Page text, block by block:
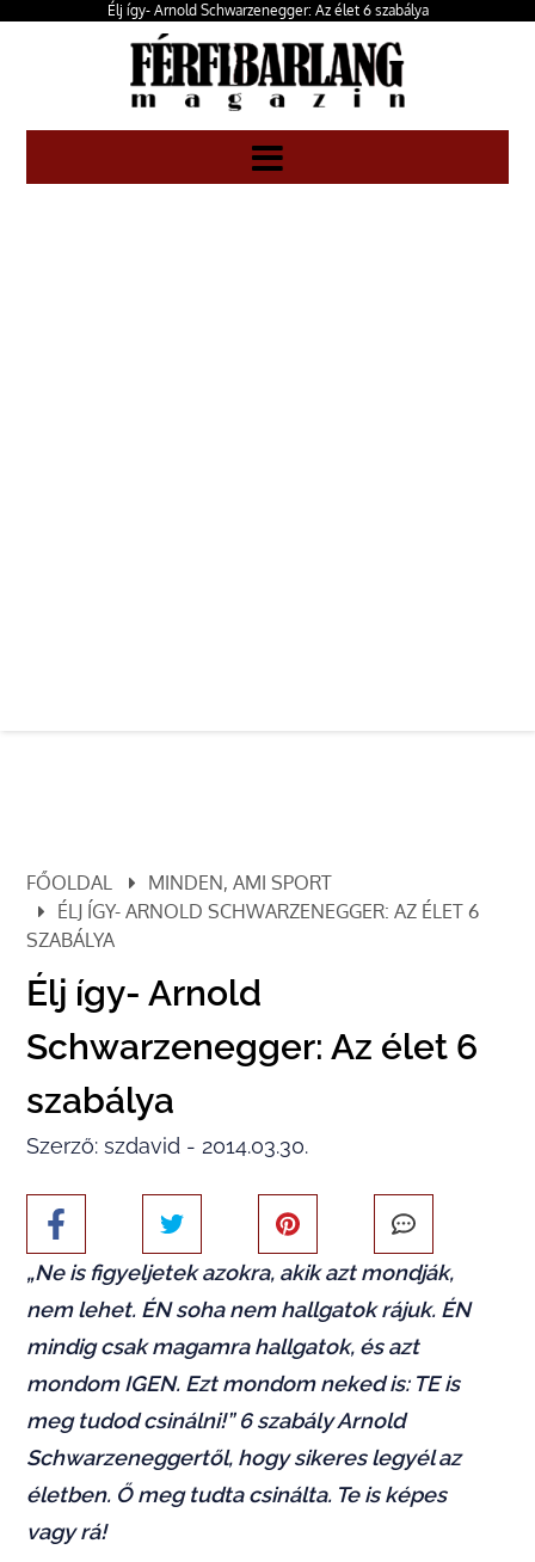
Élj így- Arnold Schwarzenegger: Az élet 6 szabálya
FŐOLDAL
MINDEN, AMI SPORT
ÉLJ ÍGY- ARNOLD SCHWARZENEGGER: AZ ÉLET 6
SZABÁLYA
Élj így- Arnold
Schwarzenegger: Az élet 6
szabálya
Szerző: szdavid - 2014.03.30.
„Ne is figyeljetek azokra, akik azt mondják,
nem lehet. ÉN soha nem hallgatok rájuk. ÉN
mindig csak magamra hallgatok, és azt
mondom IGEN. Ezt mondom neked is: TE is
meg tudod csinálni!” 6 szabály Arnold
Schwarzeneggertől, hogy sikeres legyél az
életben. Ő meg tudta csinálta. Te is képes
vagy rá!